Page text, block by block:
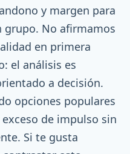
y margen para
grupo. No afirmamos
en primera
el análisis es
a decisión.
opciones populares
de impulso sin
Si te gusta